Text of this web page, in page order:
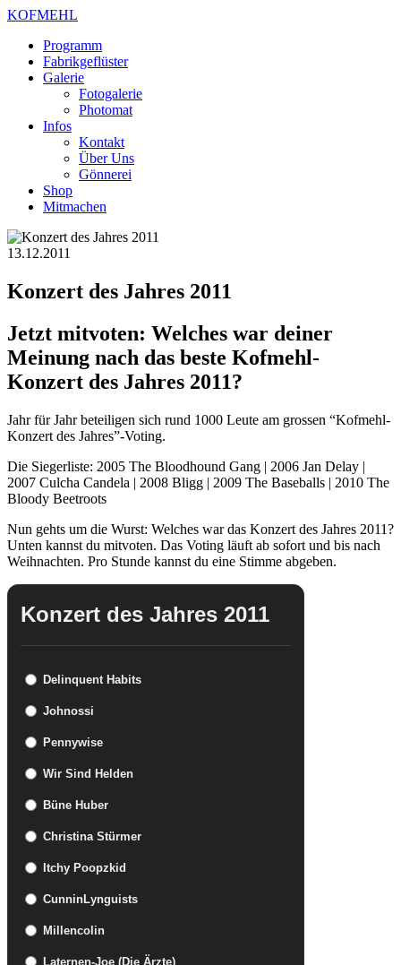
KOFMEHL
Programm
Fabrikgeflüster
Galerie
Fotogalerie
Photomat
Infos
Kontakt
Über Uns
Gönnerei
Shop
Mitmachen
13.12.2011
Konzert des Jahres 2011
Jetzt mitvoten: Welches war deiner
Meinung nach das beste Kofmehl-
Konzert des Jahres 2011?
Jahr für Jahr beteiligen sich rund 1000 Leute am grossen “Kofmehl-
Konzert des Jahres”-Voting.
Die Siegerliste: 2005 The Bloodhound Gang | 2006 Jan Delay |
2007 Culcha Candela | 2008 Bligg | 2009 The Baseballs | 2010 The
Bloody Beetroots
Nun gehts um die Wurst: Welches war das Konzert des Jahres 2011?
Unten kannst du mitvoten. Das Voting läuft ab sofort und bis nach
Weihnachten. Pro Stunde kannst du eine Stimme abgeben.
Konzert des Jahres 2011
Delinquent Habits
Johnossi
Pennywise
Wir Sind Helden
Büne Huber
Christina Stürmer
Itchy Poopzkid
CunninLynguists
Millencolin
Laternen-Joe (Die Ärzte)